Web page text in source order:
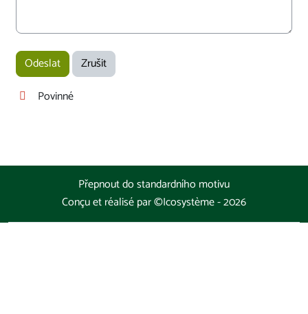
Povinné
Přepnout do standardního motivu
Conçu et réalisé par©Icosystème-2026